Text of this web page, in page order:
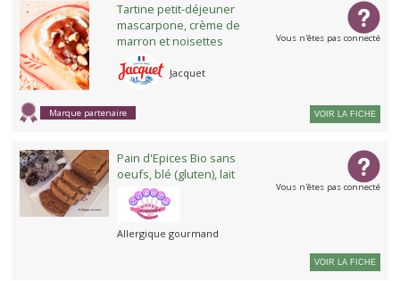
Tartine petit-déjeuner
mascarpone, crème de
marron et noisettes
Jacquet
Marque partenaire
Vous n'êtes pas connecté
VOIR LA FICHE
Pain d'Epices Bio sans
oeufs, blé (gluten), lait
Allergique gourmand
Vous n'êtes pas connecté
VOIR LA FICHE